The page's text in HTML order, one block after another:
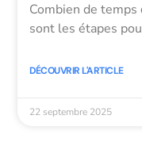
Combien de
sont les étapes
DÉCOUVRIR L'ARTICLE
22 septembre 2025